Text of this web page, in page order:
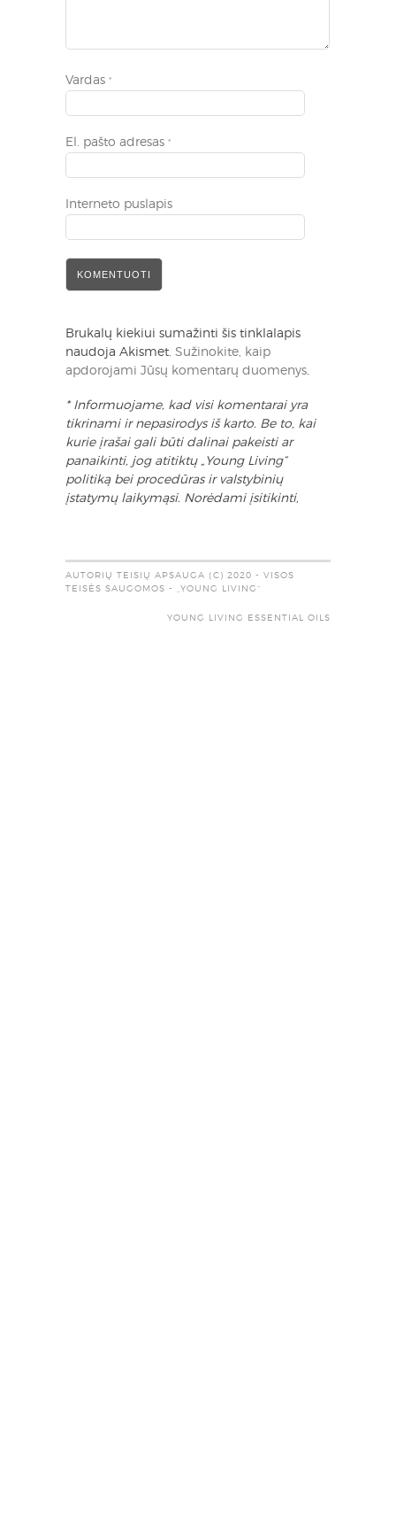
Vardas *
El. pašto adresas *
Interneto puslapis
Brukalų kiekiui sumažinti šis tinklalapis
naudoja Akismet. Sužinokite, kaip
apdorojami Jūsų komentarų duomenys.
* Informuojame, kad visi komentarai yra
tikrinami ir nepasirodys iš karto. Be to, kai
kurie įrašai gali būti dalinai pakeisti ar
panaikinti, jog atitiktų „Young Living“
politiką bei procedūras ir valstybinių
įstatymų laikymąsi. Norėdami įsitikinti,
AUTORIŲ TEISIŲ APSAUGA (C) 2020 - VISOS
TEISĖS SAUGOMOS - „YOUNG LIVING“
YOUNG LIVING ESSENTIAL OILS